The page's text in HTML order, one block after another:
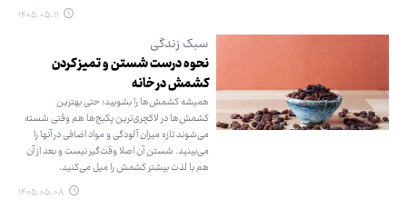
۱۴۰۵.۰۵.۱۱
سبک زندگی
نحوه درست شستن و تمیز کردن
کشمش در خانه
همیشه کشمش‌ها را بشویید؛ حتی بهترین
کشمش‌ها در لاکچری‌ترین پکیج‌ها هم وقتی شسته
می‌شوند تازه میزان آلودگی و مواد اضافی در آنها را
می‌بینید. شستن آن اصلا وقت‌گیر نیست و بعد از آن
هم با لذت بیشتر کشمش را میل می‌کنید.
۱۴۰۵.۰۵.۰۸